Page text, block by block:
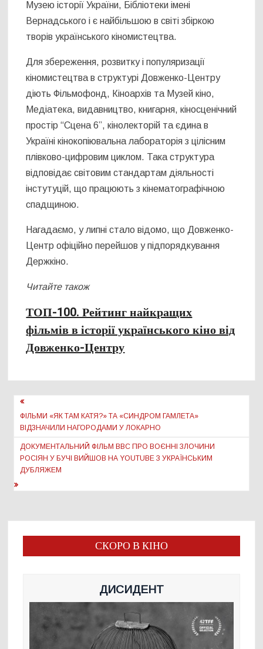
Музею історії України, Бібліотеки імені
Вернадського і є найбільшою в світі збіркою
творів українського кіномистецтва.
Для збереження, розвитку і популяризації
кіномистецтва в структурі Довженко-Центру
діють Фільмофонд, Кіноархів та Музей кіно,
Медіатека, видавництво, книгарня, кіносценічний
простір “Сцена 6”, кінолекторій та єдина в
Україні кінокопіювальна лабораторія з цілісним
плівково-цифровим циклом. Така структура
відповідає світовим стандартам діяльності
інстутуцій, що працюють з кінематографічною
спадщиною.
Нагадаємо, у липні стало відомо, що Довженко-
Центр офіційно перейшов у підпорядкування
Держкіно.
Читайте також
ТОП-100. Рейтинг найкращих
фільмів в історії українського кіно від
Довженко-Центру
Навігація
записів
ФІЛЬМИ «ЯК ТАМ КАТЯ?» ТА «СИНДРОМ ГАМЛЕТА»
ВІДЗНАЧИЛИ НАГОРОДАМИ У ЛОКАРНО
ДОКУМЕНТАЛЬНИЙ ФІЛЬМ ВВС ПРО ВОЄННІ ЗЛОЧИНИ
РОСІЯН У БУЧІ ВИЙШОВ НА YOUTUBE З УКРАЇНСЬКИМ
ДУБЛЯЖЕМ
СКОРО В КІНО
ДИСИДЕНТ